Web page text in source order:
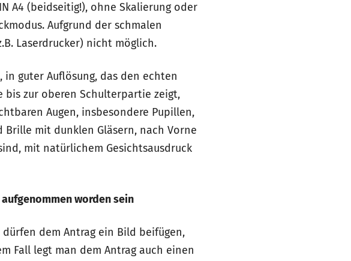
A4 (beidseitig!), ohne Skalierung oder
Aufgrund der schmalen
Laserdrucker) nicht möglich.
guter Auflösung, das den echten
zur oberen Schulterpartie zeigt,
Augen, insbesondere Pupillen,
mit dunklen Gläsern, nach Vorne
mit natürlichem Gesichtsausdruck
worden sein
dem Antrag ein Bild beifügen,
Fall legt man dem Antrag auch einen